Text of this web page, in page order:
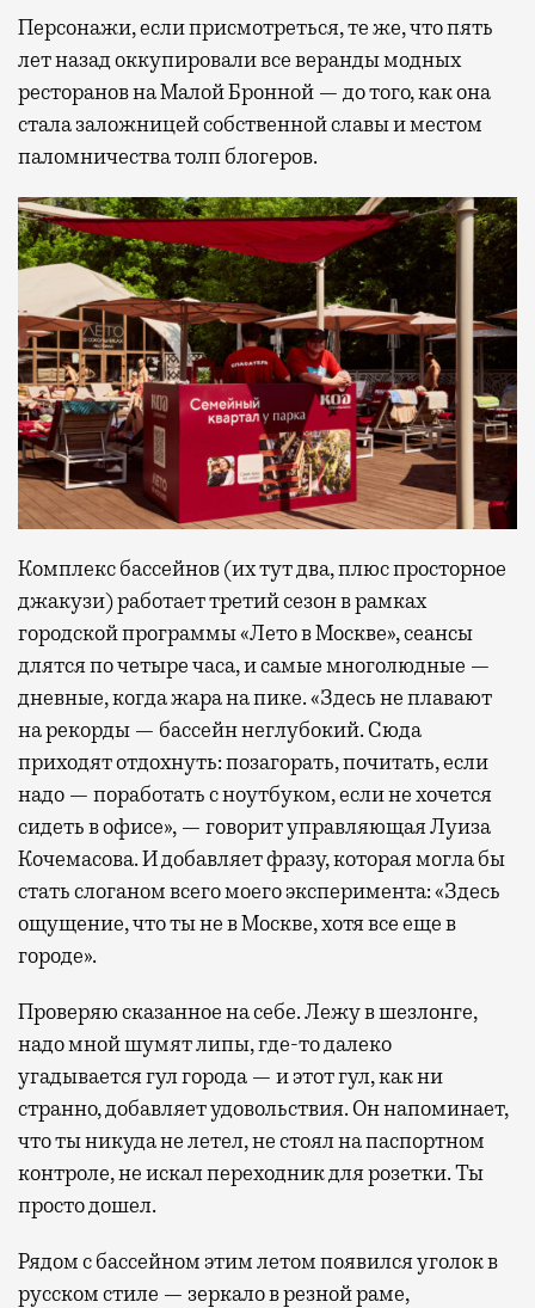
Персонажи, если присмотреться, те же, что пять
лет назад оккупировали все веранды модных
ресторанов на Малой Бронной — до того, как она
стала заложницей собственной славы и местом
паломничества толп блогеров.
Комплекс бассейнов (их тут два, плюс просторное
джакузи) работает третий сезон в рамках
городской программы «Лето в Москве», сеансы
длятся по четыре часа, и самые многолюдные —
дневные, когда жара на пике. «Здесь не плавают
на рекорды — бассейн неглубокий. Сюда
приходят отдохнуть: позагорать, почитать, если
надо — поработать с ноутбуком, если не хочется
сидеть в офисе», — говорит управляющая Луиза
Кочемасова. И добавляет фразу, которая могла бы
стать слоганом всего моего эксперимента: «Здесь
ощущение, что ты не в Москве, хотя все еще в
городе».
Проверяю сказанное на себе. Лежу в шезлонге,
надо мной шумят липы, где-то далеко
угадывается гул города — и этот гул, как ни
странно, добавляет удовольствия. Он напоминает,
что ты никуда не летел, не стоял на паспортном
контроле, не искал переходник для розетки. Ты
просто дошел.
Рядом с бассейном этим летом появился уголок в
русском стиле — зеркало в резной раме,